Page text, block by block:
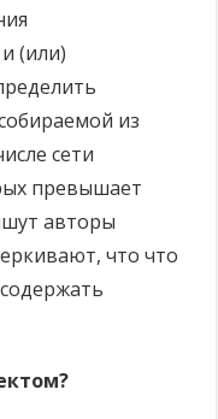
(или)
из
сети
превышает
авторы
что что